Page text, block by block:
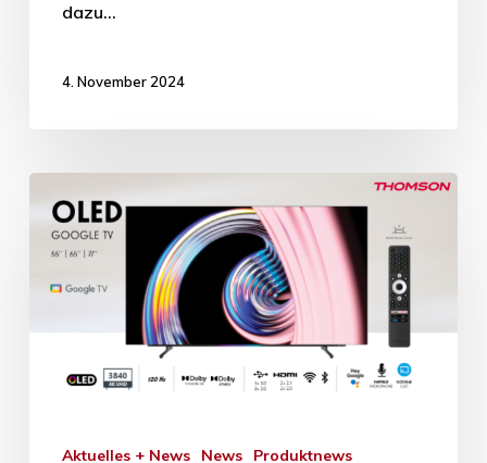
dazu…
4. November 2024
Aktuelles + News News Produktnews